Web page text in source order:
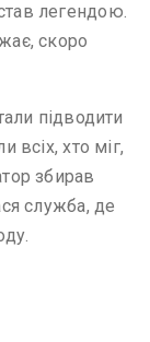
легендою.
скоро
підводити
всіх, хто міг,
збирав
служба, де